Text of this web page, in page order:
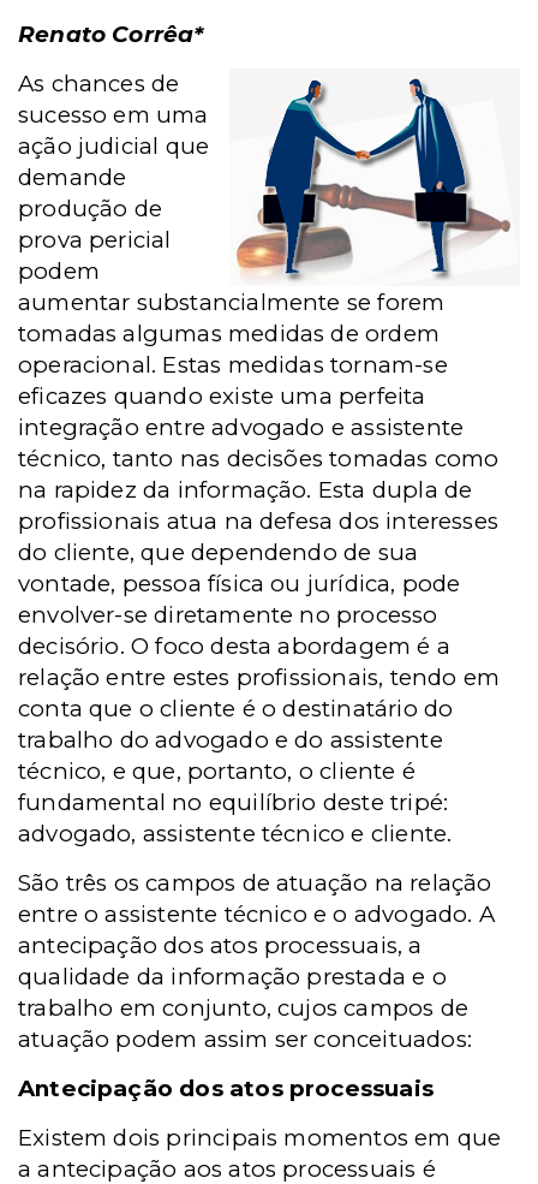
Renato Corrêa*
As chances de
sucesso em uma
ação judicial que
demande
produção de
prova pericial
podem
aumentar substancialmente se forem
tomadas algumas medidas de ordem
operacional. Estas medidas tornam-se
eficazes quando existe uma perfeita
integração entre advogado e assistente
técnico, tanto nas decisões tomadas como
na rapidez da informação. Esta dupla de
profissionais atua na defesa dos interesses
do cliente, que dependendo de sua
vontade, pessoa física ou jurídica, pode
envolver-se diretamente no processo
decisório. O foco desta abordagem é a
relação entre estes profissionais, tendo em
conta que o cliente é o destinatário do
trabalho do advogado e do assistente
técnico, e que, portanto, o cliente é
fundamental no equilíbrio deste tripé:
advogado, assistente técnico e cliente.
São três os campos de atuação na relação
entre o assistente técnico e o advogado. A
antecipação dos atos processuais, a
qualidade da informação prestada e o
trabalho em conjunto, cujos campos de
atuação podem assim ser conceituados:
Antecipação dos atos processuais
Existem dois principais momentos em que
a antecipação aos atos processuais é